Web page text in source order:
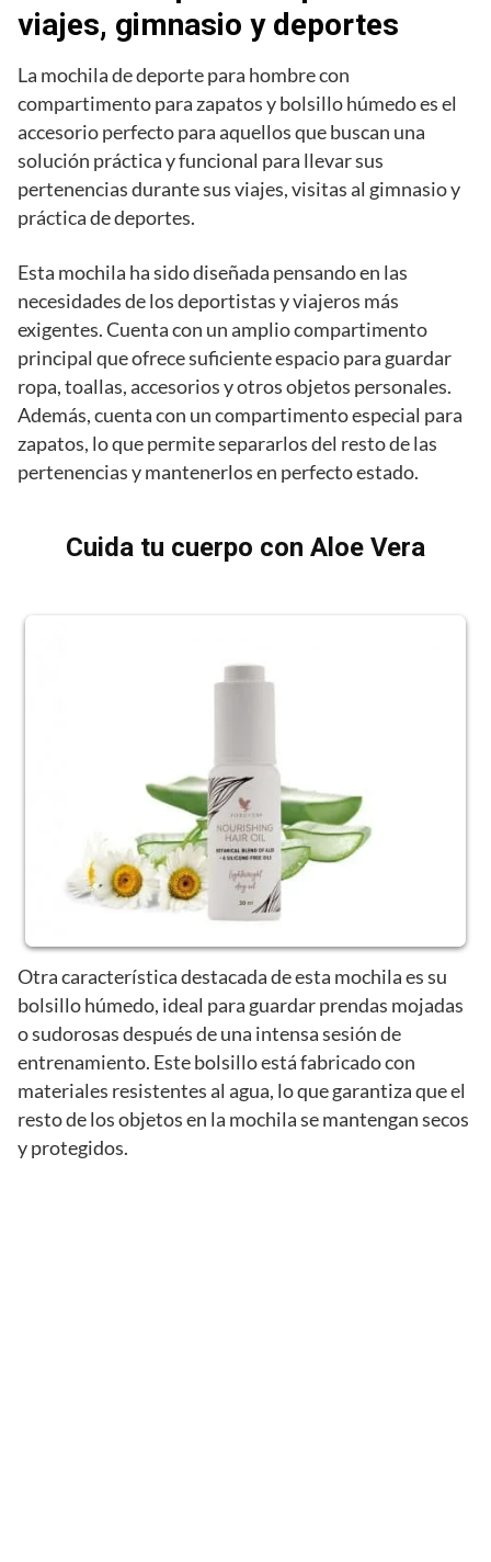
viajes, gimnasio y deportes
La mochila de deporte para hombre con
compartimento para zapatos y bolsillo húmedo es el
accesorio perfecto para aquellos que buscan una
solución práctica y funcional para llevar sus
pertenencias durante sus viajes, visitas al gimnasio y
práctica de deportes.
Esta mochila ha sido diseñada pensando en las
necesidades de los deportistas y viajeros más
exigentes. Cuenta con un amplio compartimento
principal que ofrece suficiente espacio para guardar
ropa, toallas, accesorios y otros objetos personales.
Además, cuenta con un compartimento especial para
zapatos, lo que permite separarlos del resto de las
pertenencias y mantenerlos en perfecto estado.
Cuida tu cuerpo con Aloe Vera
Otra característica destacada de esta mochila es su
bolsillo húmedo, ideal para guardar prendas mojadas
o sudorosas después de una intensa sesión de
entrenamiento. Este bolsillo está fabricado con
materiales resistentes al agua, lo que garantiza que el
resto de los objetos en la mochila se mantengan secos
y protegidos.